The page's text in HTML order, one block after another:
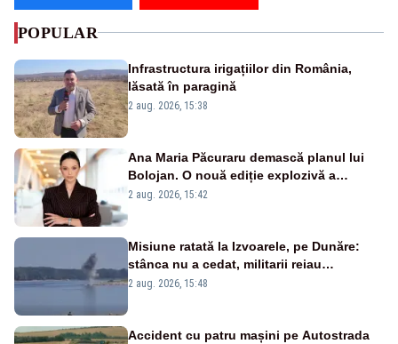
POPULAR
Infrastructura irigațiilor din România,
lăsată în paragină
2 aug. 2026, 15:38
Ana Maria Păcuraru demască planul lui
Bolojan. O nouă ediție explozivă a
emisiunii „Miza Zilei” la Realitatea PLUS
2 aug. 2026, 15:42
Misiune ratată la Izvoarele, pe Dunăre:
stânca nu a cedat, militarii reiau
detonările luni – VIDEO
2 aug. 2026, 15:48
Accident cu patru mașini pe Autostrada